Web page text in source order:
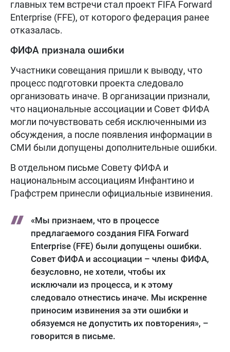
главных тем встречи стал проект FIFA Forward
Enterprise (FFE), от которого федерация ранее
отказалась.
ФИФА признала ошибки
Участники совещания пришли к выводу, что
процесс подготовки проекта следовало
организовать иначе. В организации признали,
что национальные ассоциации и Совет ФИФА
могли почувствовать себя исключенными из
обсуждения, а после появления информации в
СМИ были допущены дополнительные ошибки.
В отдельном письме Совету ФИФА и
национальным ассоциациям Инфантино и
Графстрем принесли официальные извинения.
«Мы признаем, что в процессе
предлагаемого создания FIFA Forward
Enterprise (FFE) были допущены ошибки.
Совет ФИФА и ассоциации – члены ФИФА,
безусловно, не хотели, чтобы их
исключали из процесса, и к этому
следовало отнестись иначе. Мы искренне
приносим извинения за эти ошибки и
обязуемся не допустить их повторения», –
говорится в письме.